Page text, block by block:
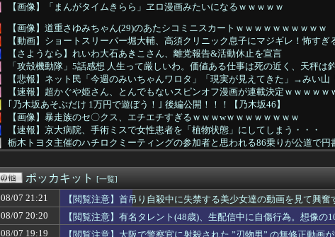
【画像】「まんがタイムきらら」ヱロ漫画みたいになるｗｗｗｗｗ
【画像】道重さゆみちゃん(29)のあたシコミニスカートｗｗｗｗｗｗｗｗｗｗ
【動画】ショートスリーパー堀大輔、高須クリニック息子にマジギレ！怖すぎ
【さようなら】れいわ大石あきこさん、離党報告&活動休止を宣言
「攻殻機動隊」5話感想 人生って厳しいわ。価値ある仕事は死の近く、天秤は
【悲報】ネット民「今週のみいちゃんワロタ」「現実が見えてきた」→みい山
【速報】超かぐや姫さん、とんでもないスピンオフ漫画が連載決定ｗｗｗｗｗ
｢乃木坂あそぶだけ 1万円で遊ぼう！｣ 後編公開！！！【乃木坂46】
【画像】暴走族のセ〇クス、エチエチすぎるｗｗｗwｗｗｗｗｗｗｗｗ
【速報】京大病院、手術ミスで女性患者を「植物状態」にしてしまう・・・
栃木トヨタ主催のハチロクミーティングの参加者と思われる86乗りが公道で円
【名探偵プリキュア】エリザさんワンチャンある？
【悲報】冨安加入のクリスタル・パレス、守備陣崩壊してるやんｗｗｗｗ
外国人「日本の未来は安泰だ」16歳MF三井寺眞、衝撃ゴール！久保建英超え
【画像あり】弱男「あのっ…！よかったらホテル…」女「ぷっｗｗｗｗｗ」⇒
韓国人「この夏、韓国人が東京へ行くしかない理由がこちら…」→「快適そう
愛煙家・岸谷蘭丸「喫煙者の権利がマジで侵害されてる」と私見 「いくら税
ポッカキット [一覧]
08/07 21:21
【閲覧注意】首吊り自殺中に失禁する美少女達の動画を見て興
08/07 20:20
【閲覧注意】有名タレント(48歳)、生配信中に自傷行為。想像
08/07 19:19
【閲覧注意】大阪で警察官に射殺された ”刃物男” の無修正動画